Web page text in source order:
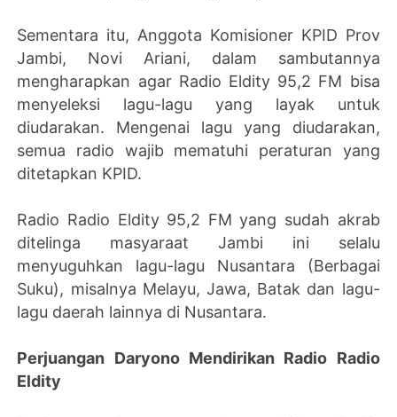
Sementara itu, Anggota Komisioner KPID Prov
Jambi, Novi Ariani, dalam sambutannya
mengharapkan agar Radio Eldity 95,2 FM bisa
menyeleksi lagu-lagu yang layak untuk
diudarakan. Mengenai lagu yang diudarakan,
semua radio wajib mematuhi peraturan yang
ditetapkan KPID.
Radio Radio Eldity 95,2 FM yang sudah akrab
ditelinga masyaraat Jambi ini selalu
menyuguhkan lagu-lagu Nusantara (Berbagai
Suku), misalnya Melayu, Jawa, Batak dan lagu-
lagu daerah lainnya di Nusantara.
Perjuangan Daryono Mendirikan Radio Radio
Eldity